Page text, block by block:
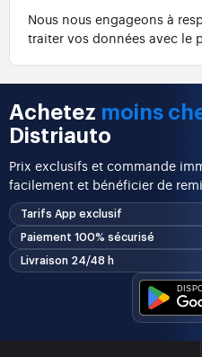
Nous nous engageons à
traiter vos données avec le
Achetez moins
Distriauto
Prix exclusifs et commande
facilement et bénéficier de
Tarifs App exclusif
Paiement 100% sécurisé
Livraison 24/48 h